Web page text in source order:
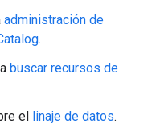
administración de
.
buscar recursos de
el
linaje de datos.